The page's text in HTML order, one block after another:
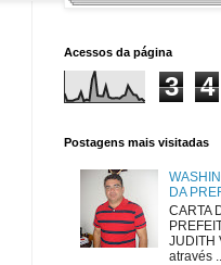
Acessos da página
3 4
Postagens mais visitadas
DA
CARTA
JUDITH
através ...